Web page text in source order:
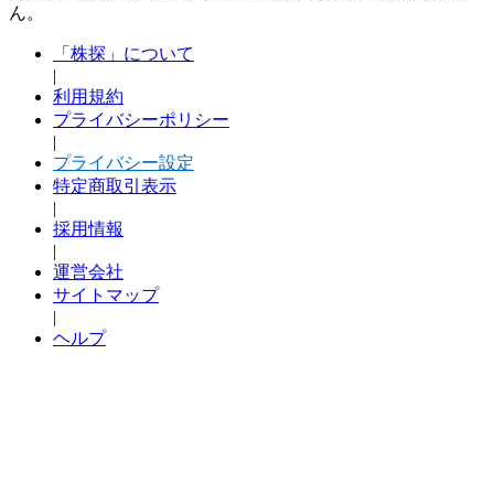
ん。
「株探」について
|
利用規約
プライバシーポリシー
|
プライバシー設定
特定商取引表示
|
採用情報
|
運営会社
サイトマップ
|
ヘルプ